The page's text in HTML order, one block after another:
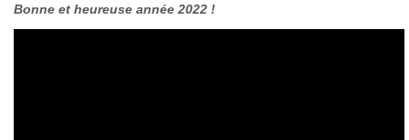
Bonne et heureuse année 2022 !